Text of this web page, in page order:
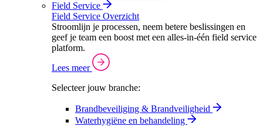
Field Service
Field Service Overzicht
Stroomlijn je processen, neem betere beslissingen en
geef je team een boost met een alles-in-één field service
platform.
Lees meer
Selecteer jouw branche:
Brandbeveiliging & Brandveiligheid
Waterhygiëne en behandeling